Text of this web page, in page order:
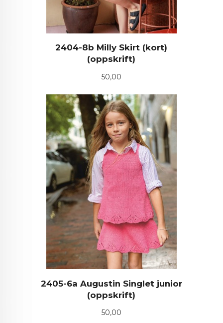
2404-8b Milly Skirt (kort)
(oppskrift)
Pris
50,00
2405-6a Augustin Singlet junior
(oppskrift)
Pris
50,00